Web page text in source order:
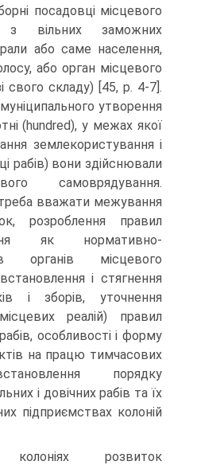
посадовці місцевого
з вільних заможних
або саме населення,
або орган місцевого
свого складу) [45, р. 4-7].
утворення
(hundred), у межах якої
землекористування і
рабів) вони здійснювали
самоврядування.
вважати межування
розроблення правил
як нормативно-
органів місцевого
і стягнення
і зборів, уточнення
реалій) правил
особливості і форму
на працю тимчасових
порядку
і довічних рабів та їх
підприємствах колоній
розвиток